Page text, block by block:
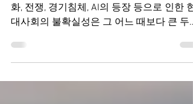
화, 전쟁, 경기침체, AI의 등장 등으로 인한 현
대사회의 불확실성은 그 어느 때보다 큰 두려
다’는 고도의 긴장과 불안 속에 우리의 뇌는
시도 쉬지 못한 채...